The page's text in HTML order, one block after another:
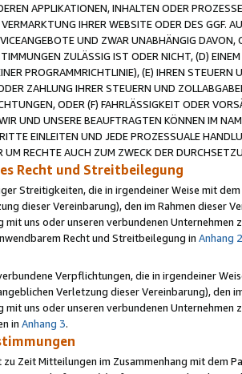
APPLIKATIONEN, INHALTEN ODER
IHRER WEBSITE ODER DES GGF.
UND ZWAR UNABHÄNGIG
ZULÄSSIG IST ODER NICHT, (D)
PROGRAMMRICHTLINIE), (E) IHREN
ZAHLUNG IHRER STEUERN UND
ODER (F) FAHRLÄSSIGKEIT ODER
UND UNSERE BEAUFTRAGTEN KÖNNEN IM
EINLEITEN UND JEDE PROZESSUALE
UM RECHTE AUCH ZUM ZWECK DER
Recht und Streitbeilegung
Streitigkeiten, die in irgendeiner Weise mit
dieser Vereinbarung), den im Rahmen dieser
mit uns oder unseren verbundenen
Recht und Streitbeilegung in Anhang 2
Verpflichtungen, die in irgendeiner
Verletzung dieser Vereinbarung), den
mit uns oder unseren verbundenen
in Anhang 3.
Zeit Mitteilungen im Zusammenhang mit dem